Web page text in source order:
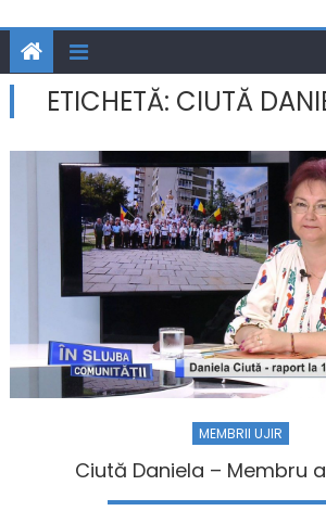
ETICHETĂ: CIUTĂ
MEMBRII UJIR
Ciută Daniela – Membru